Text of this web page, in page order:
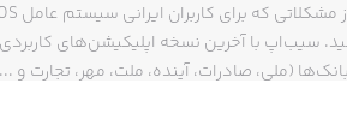
سیب‌اپ با آخرین نسخه اپلیکیشن‌های کاربردی
(ملی، صادرات، آینده، ملت، مهر، تجارت و